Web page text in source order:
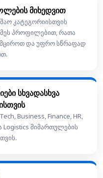
მიხედვით
კატეგორიისთვის
პროფილებით, რათა
და უფრო სწრაფად
სხვადასხვა
Business, Finance, HR,
Logistics მიმართულების